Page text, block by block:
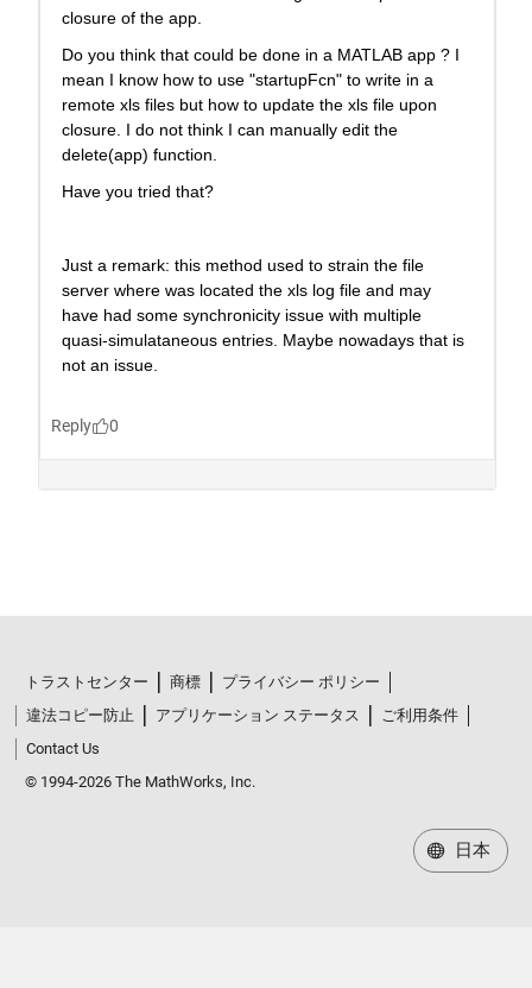
トラストセンター 商標
プライバシー ポリシー
違法コピー防止
アプリケーション ステータス
ご利用条件
Contact Us
© 1994-2026 The MathWorks, Inc.
日本